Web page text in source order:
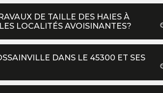
DE TAILLE DES HAIES À
LOCALITÉS AVOISINANTES?
DANS LE 45300 ET SES